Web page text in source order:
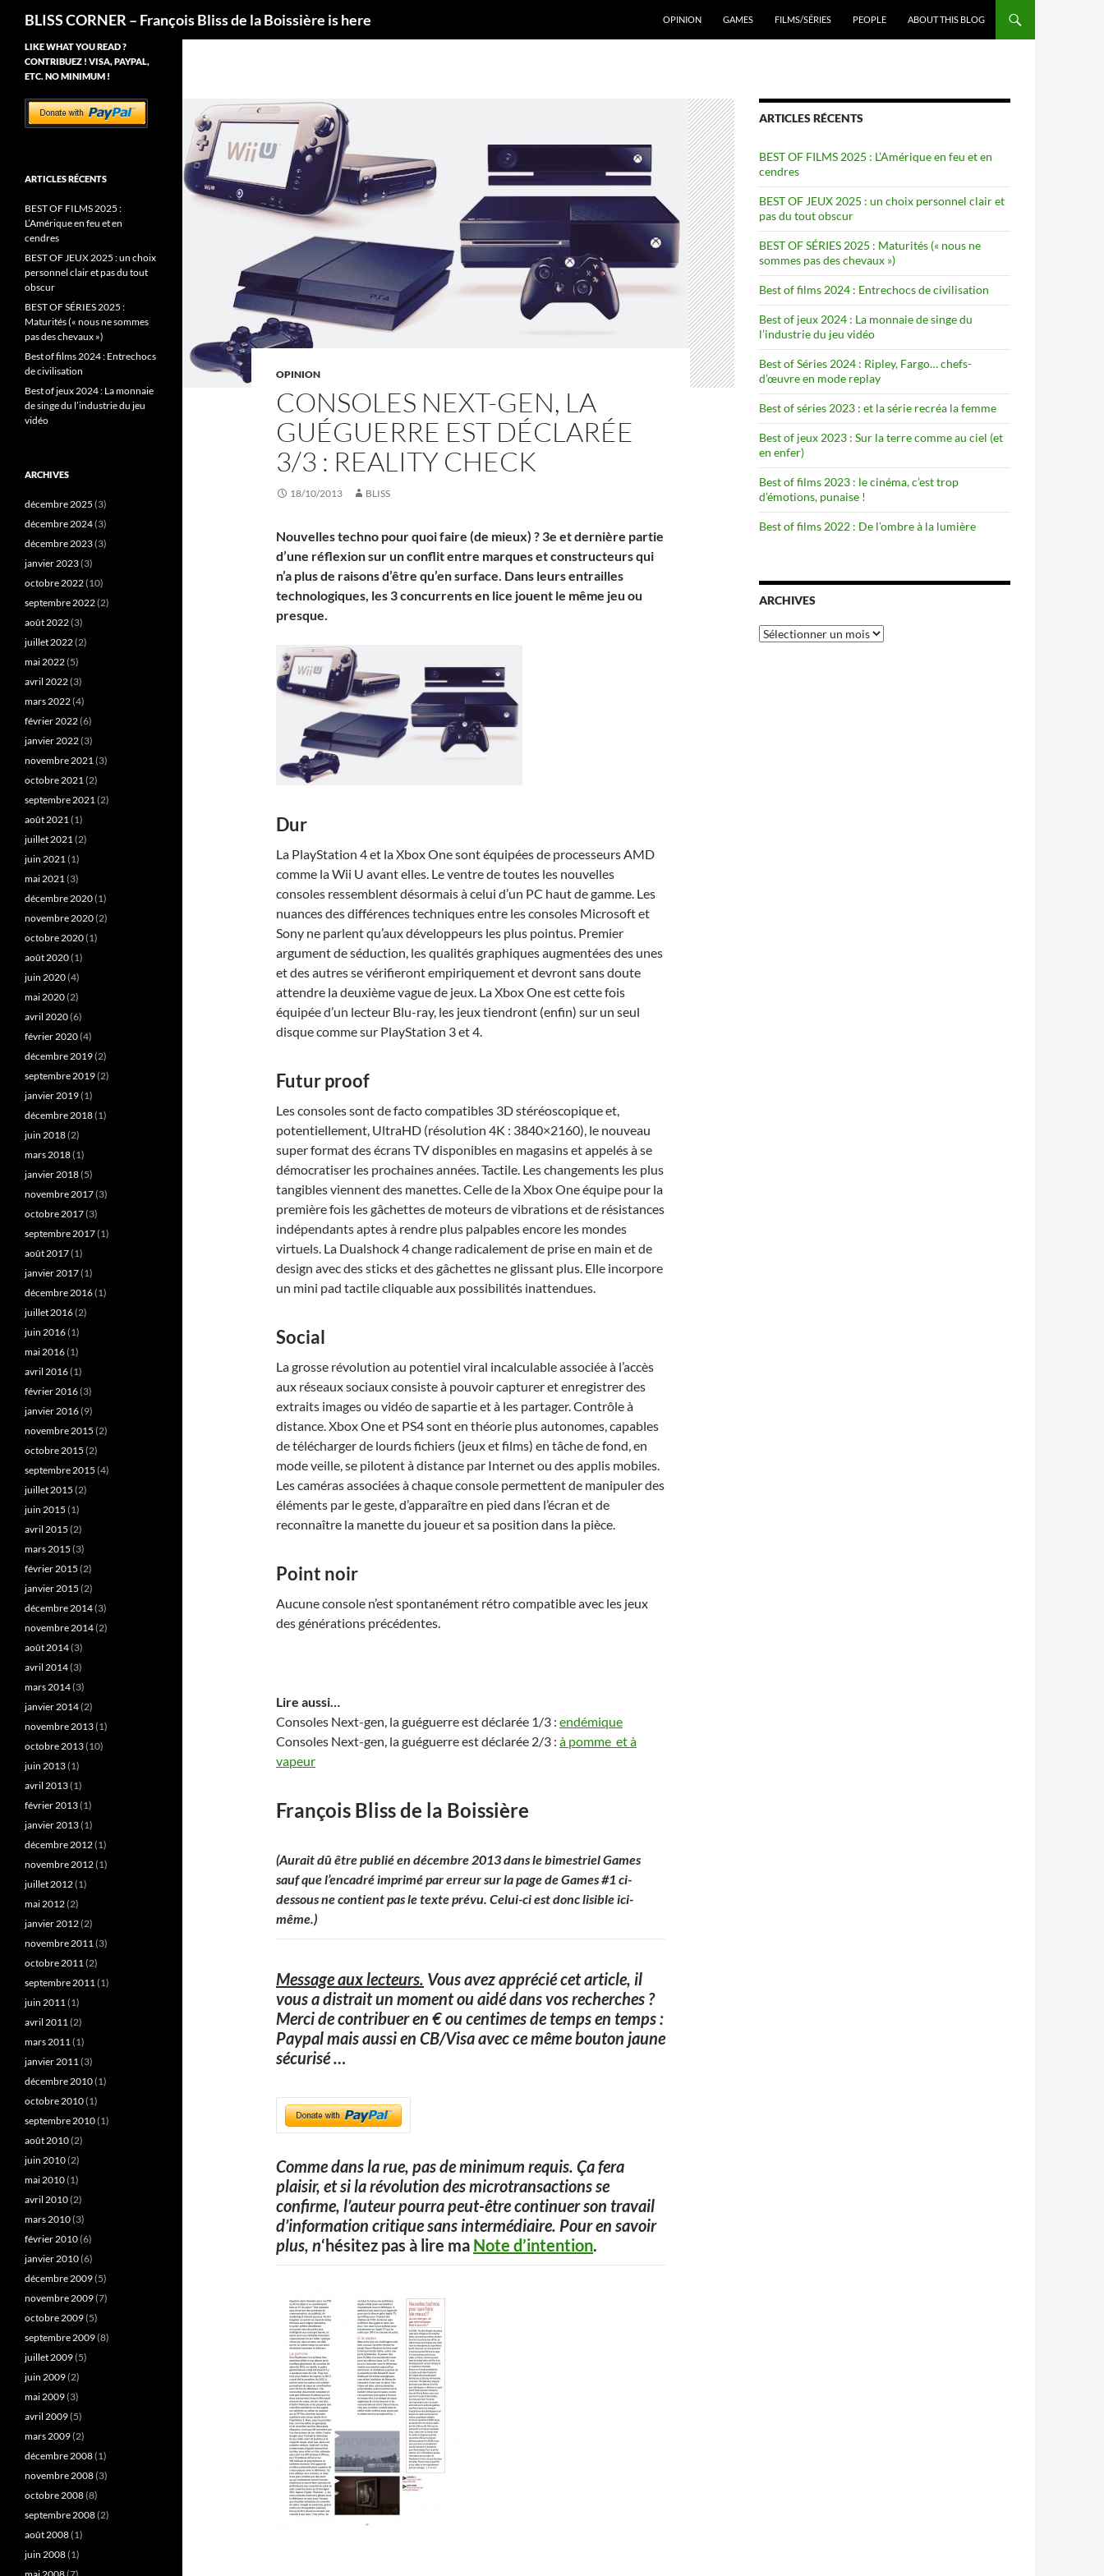
BLISS CORNER – François Bliss de la Boissière is here
OPINION
GAMES FILMS/SÉRIES PEOPLE ABOUT THIS BLOG
OPINION
CONSOLES NEXT-GEN, LA
GUÉGUERRE EST DÉCLARÉE
3/3 : REALITY CHECK
18/10/2013 BLISS
Nouvelles techno pour quoi faire (de mieux) ? 3e et dernière partie
d’une réflexion sur un conflit entre marques et constructeurs qui
n’a plus de raisons d’être qu’en surface. Dans leurs entrailles
technologiques, les 3 concurrents en lice jouent le même jeu ou
presque.
Dur
La PlayStation 4 et la Xbox One sont équipées de processeurs AMD
comme la Wii U avant elles. Le ventre de toutes les nouvelles
consoles ressemblent désormais à celui d’un PC haut de gamme. Les
nuances des différences techniques entre les consoles Microsoft et
Sony ne parlent qu’aux développeurs les plus pointus. Premier
argument de séduction, les qualités graphiques augmentées des unes
et des autres se vérifieront empiriquement et devront sans doute
attendre la deuxième vague de jeux. La Xbox One est cette fois
équipée d’un lecteur Blu-ray, les jeux tiendront (enfin) sur un seul
disque comme sur PlayStation 3 et 4.
Futur proof
Les consoles sont de facto compatibles 3D stéréoscopique et,
potentiellement, UltraHD (résolution 4K : 3840×2160), le nouveau
super format des écrans TV disponibles en magasins et appelés à se
démocratiser les prochaines années. Tactile. Les changements les plus
tangibles viennent des manettes. Celle de la Xbox One équipe pour la
première fois les gâchettes de moteurs de vibrations et de résistances
indépendants aptes à rendre plus palpables encore les mondes
virtuels. La Dualshock 4 change radicalement de prise en main et de
design avec des sticks et des gâchettes ne glissant plus. Elle incorpore
un mini pad tactile cliquable aux possibilités inattendues.
Social
La grosse révolution au potentiel viral incalculable associée à l’accès
aux réseaux sociaux consiste à pouvoir capturer et enregistrer des
extraits images ou vidéo de sapartie et à les partager. Contrôle à
distance. Xbox One et PS4 sont en théorie plus autonomes, capables
de télécharger de lourds fichiers (jeux et films) en tâche de fond, en
mode veille, se pilotent à distance par Internet ou des applis mobiles.
Les caméras associées à chaque console permettent de manipuler des
éléments par le geste, d’apparaître en pied dans l’écran et de
reconnaître la manette du joueur et sa position dans la pièce.
Point noir
Aucune console n’est spontanément rétro compatible avec les jeux
des générations précédentes.
Lire aussi…
Consoles Next-gen, la guéguerre est déclarée 1/3 : endémique
Consoles Next-gen, la guéguerre est déclarée 2/3 : à pomme et à
vapeur
François Bliss de la Boissière
(Aurait dû être publié en décembre 2013 dans le bimestriel Games
sauf que l’encadré imprimé par erreur sur la page de Games #1 ci-
dessous ne contient pas le texte prévu. Celui-ci est donc lisible ici-
même.)
Message aux lecteurs. Vous avez apprécié cet article, il
vous a distrait un moment ou aidé dans vos recherches ?
Merci de contribuer en € ou centimes de temps en temps :
Paypal mais aussi en CB/Visa avec ce même bouton jaune
sécurisé…
Comme dans la rue, pas de minimum requis. Ça fera
plaisir, et si la révolution des microtransactions se
confirme, l’auteur pourra peut-être continuer son travail
d’information critique sans intermédiaire. Pour en savoir
plus, n‘hésitez pas à lire ma Note d’intention.
ARTICLES RÉCENTS
BEST OF FILMS 2025 : L’Amérique en feu et en
cendres
BEST OF JEUX 2025 : un choix personnel clair et
pas du tout obscur
BEST OF SÉRIES 2025 : Maturités (« nous ne
sommes pas des chevaux »)
Best of films 2024 : Entrechocs de civilisation
Best of jeux 2024 : La monnaie de singe du
l’industrie du jeu vidéo
Best of Séries 2024 : Ripley, Fargo… chefs-
d’œuvre en mode replay
Best of séries 2023 : et la série recréa la femme
Best of jeux 2023 : Sur la terre comme au ciel (et
en enfer)
Best of films 2023 : le cinéma, c’est trop
d’émotions, punaise !
Best of films 2022 : De l’ombre à la lumière
ARCHIVES
Archives
LIKE WHAT YOU READ ?
CONTRIBUEZ ! VISA, PAYPAL,
ETC. NO MINIMUM !
ARTICLES RÉCENTS
BEST OF FILMS 2025 :
L’Amérique en feu et en
cendres
BEST OF JEUX 2025 : un choix
personnel clair et pas du tout
obscur
BEST OF SÉRIES 2025 :
Maturités (« nous ne sommes
pas des chevaux »)
Best of films 2024 : Entrechocs
de civilisation
Best of jeux 2024 : La monnaie
de singe du l’industrie du jeu
vidéo
ARCHIVES
décembre 2025 (3)
décembre 2024(3)
décembre 2023(3)
janvier 2023(3)
octobre 2022(10)
septembre 2022(2)
août 2022(3)
juillet 2022(2)
mai 2022(5)
avril 2022(3)
mars 2022(4)
février 2022(6)
janvier 2022(3)
novembre 2021(3)
octobre 2021(2)
septembre 2021(2)
août 2021(1)
juillet 2021(2)
juin 2021(1)
mai 2021(3)
décembre 2020(1)
novembre 2020(2)
octobre 2020(1)
août 2020(1)
juin 2020(4)
mai 2020(2)
avril 2020(6)
février 2020(4)
décembre 2019(2)
septembre 2019(2)
janvier 2019(1)
décembre 2018(1)
juin 2018(2)
mars 2018(1)
janvier 2018(5)
novembre 2017(3)
octobre 2017(3)
septembre 2017(1)
août 2017(1)
janvier 2017(1)
décembre 2016(1)
juillet 2016(2)
juin 2016(1)
mai 2016(1)
avril 2016(1)
février 2016(3)
janvier 2016(9)
novembre 2015 (2)
octobre 2015 (2)
septembre 2015 (4)
juillet 2015 (2)
juin 2015 (1)
avril 2015 (2)
mars 2015 (3)
février 2015 (2)
janvier 2015 (2)
décembre 2014(3)
novembre 2014(2)
août 2014(3)
avril 2014(3)
mars 2014(3)
janvier 2014(2)
novembre 2013(1)
octobre 2013(10)
juin 2013(1)
avril 2013(1)
février 2013(1)
janvier 2013(1)
décembre 2012(1)
novembre 2012(1)
juillet 2012(1)
mai 2012(2)
janvier 2012(2)
novembre 2011(3)
octobre 2011(2)
septembre 2011(1)
juin 2011(1)
avril 2011(2)
mars 2011(1)
janvier 2011(3)
décembre 2010(1)
octobre 2010(1)
septembre 2010(1)
août 2010(2)
juin 2010(2)
mai 2010(1)
avril 2010(2)
mars 2010(3)
février 2010(6)
janvier 2010(6)
décembre 2009(5)
novembre 2009(7)
octobre 2009(5)
septembre 2009(8)
juillet 2009(5)
juin 2009(2)
mai 2009(3)
avril 2009(5)
mars 2009(2)
décembre 2008(1)
novembre 2008(3)
octobre 2008(8)
septembre 2008(2)
août 2008(1)
juin 2008(1)